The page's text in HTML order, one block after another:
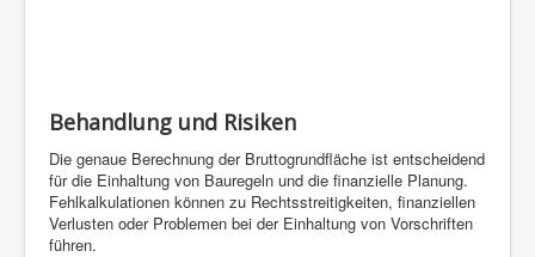
Behandlung und Risiken
Die genaue Berechnung der Bruttogrundfläche ist entscheidend
für die Einhaltung von Bauregeln und die finanzielle Planung.
Fehlkalkulationen können zu Rechtsstreitigkeiten, finanziellen
Verlusten oder Problemen bei der Einhaltung von Vorschriften
führen.